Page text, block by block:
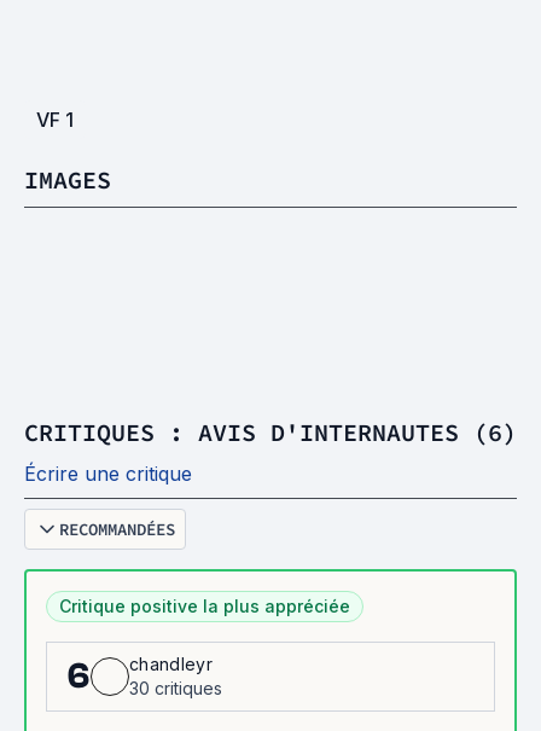
VF 1
IMAGES
CRITIQUES : AVIS D'INTERNAUTES (6)
Écrire une critique
RECOMMANDÉES
Critique positive la plus appréciée
6
chandleyr
30 critiques